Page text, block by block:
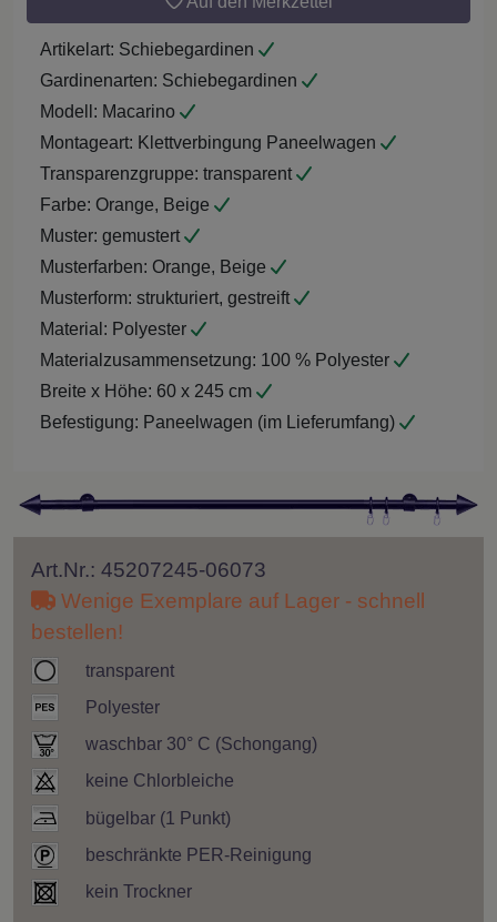
Artikelart: Schiebegardinen
Gardinenarten: Schiebegardinen
Modell: Macarino
Montageart: Klettverbingung Paneelwagen
Transparenzgruppe: transparent
Farbe: Orange, Beige
Muster: gemustert
Musterfarben: Orange, Beige
Musterform: strukturiert, gestreift
Material: Polyester
Materialzusammensetzung: 100 % Polyester
Breite x Höhe: 60 x 245 cm
Befestigung: Paneelwagen (im Lieferumfang)
Art.Nr.: 45207245-06073
Wenige Exemplare auf Lager - schnell
bestellen!
transparent
Polyester
waschbar 30° C (Schongang)
keine Chlorbleiche
bügelbar (1 Punkt)
beschränkte PER-Reinigung
kein Trockner